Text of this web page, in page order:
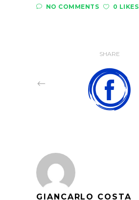
NO COMMENTS
0 LIKES
SHARE
GIANCARLO COSTA